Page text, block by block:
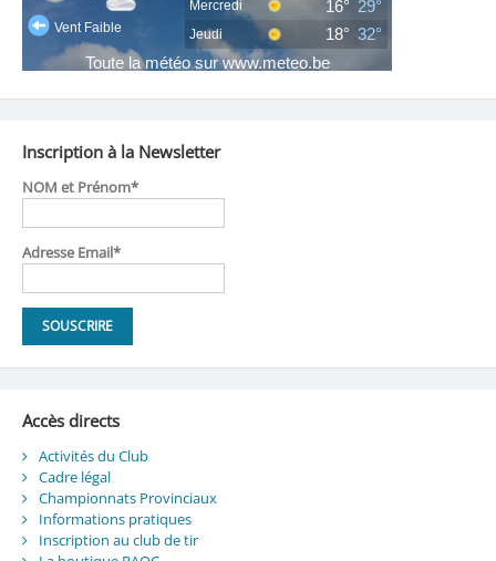
Inscription à la Newsletter
NOM et Prénom*
Adresse Email*
Accès directs
Activités du Club
Cadre légal
Championnats Provinciaux
Informations pratiques
Inscription au club de tir